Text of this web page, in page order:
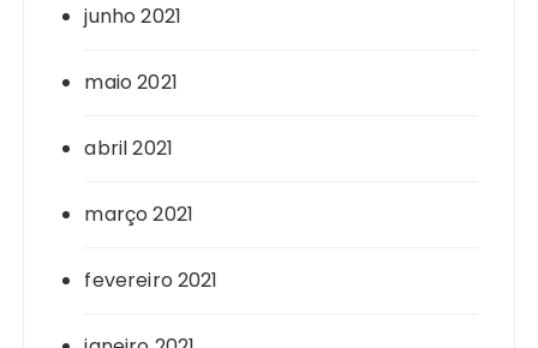
junho 2021
maio 2021
abril 2021
março 2021
fevereiro 2021